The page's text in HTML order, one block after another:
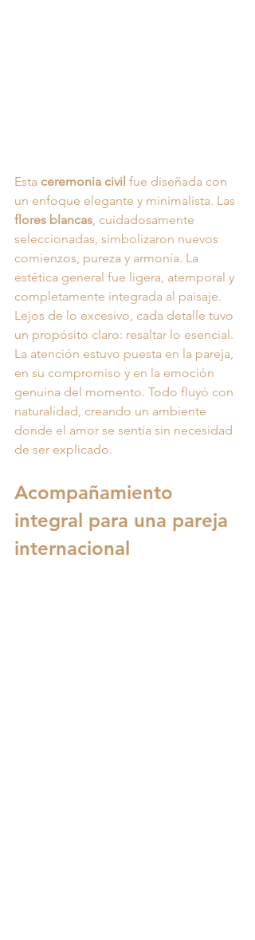
Esta ceremonia civil fue diseñada con
un enfoque elegante y minimalista. Las
flores blancas, cuidadosamente
seleccionadas, simbolizaron nuevos
comienzos, pureza y armonía. La
estética general fue ligera, atemporal y
completamente integrada al paisaje.
Lejos de lo excesivo, cada detalle tuvo
un propósito claro: resaltar lo esencial.
La atención estuvo puesta en la pareja,
en su compromiso y en la emoción
genuina del momento. Todo fluyó con
naturalidad, creando un ambiente
donde el amor se sentía sin necesidad
de ser explicado.
Acompañamiento
integral para una pareja
internacional